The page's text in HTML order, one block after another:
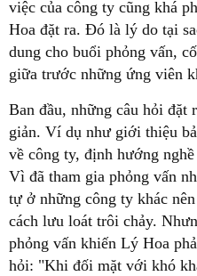
việc của công ty cũng khá
Hoa đặt ra. Đó là lý do tại
dung cho buổi phỏng vấn,
giản. Ví dụ như giới thiệu
về công ty, định hướng
Vì đã tham gia phỏng vấn
tự ở những công ty khác
cách lưu loát trôi chảy.
phỏng vấn khiến Lý Hoa
hỏi: "Khi đối mặt với khó